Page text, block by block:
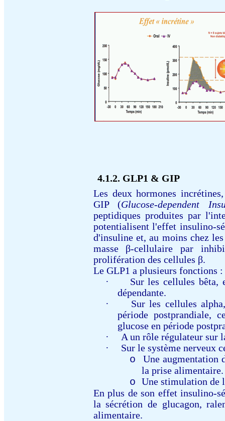
4.1.2. GLP1 & GIP
Les deux hormones
GIP (Glucose-dependent
peptidiques produites par
potentialisent l'effet insulino-
d'insuline et, au moins chez
masse β-cellulaire par
prolifération des cellules β.
Le GLP1 a plusieurs fonctions :
·
Sur les cellules bêta,
dépendante.
·
Sur les cellules
période postprandiale,
glucose en période
·
A un rôle régulateur sur
·
Sur le système nerveux
o
Une augmentation
la prise alimentaire.
o
Une stimulation de
En plus de son effet insulino-
la sécrétion de glucagon,
alimentaire.